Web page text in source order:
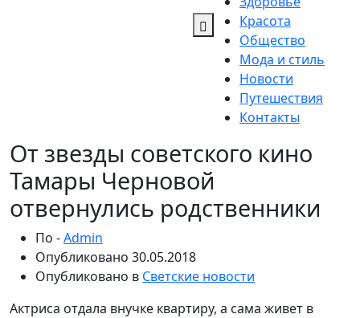
Красота
Общество
Мода и стиль
Новости
Путешествия
Контакты
От звезды советского кино
Тамары Черновой
отвернулись родственники
По -Admin
Опубликовано 30.05.2018
Опубликовано в Светские новости
Актриса отдала внучке квартиру, а сама живет в